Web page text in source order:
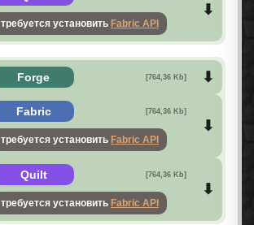
требуется установить Fabric API
Forge [764,36 Kb]
Fabric [764,36 Kb]
требуется установить Fabric API
Quilt [764,36 Kb]
требуется установить Fabric API